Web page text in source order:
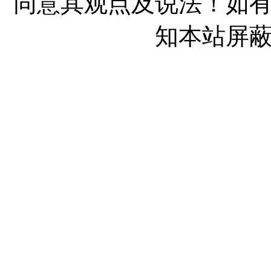
知本站屏